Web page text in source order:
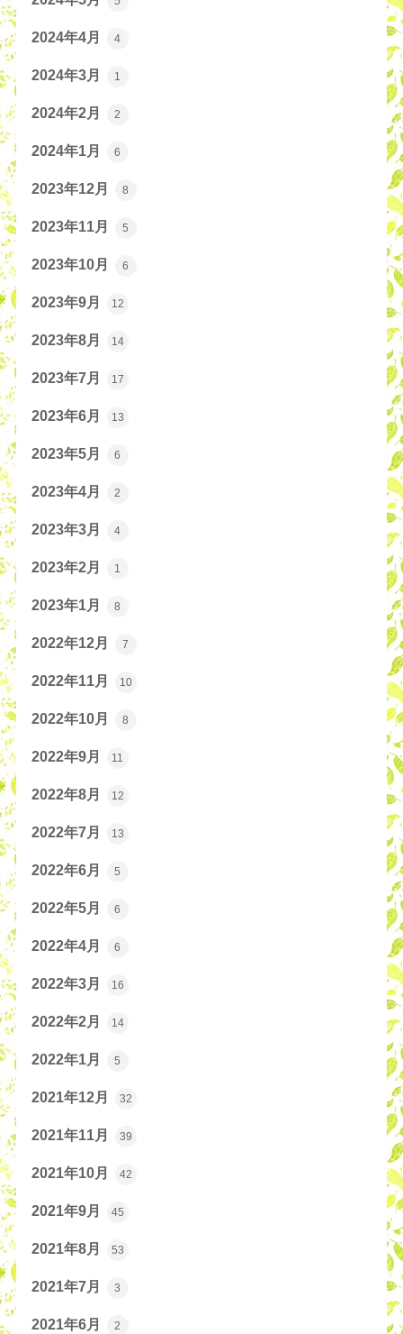
2024年4月 4
2024年3月 1
2024年2月 2
2024年1月 6
2023年12月 8
2023年11月 5
2023年10月 6
2023年9月 12
2023年8月 14
2023年7月 17
2023年6月 13
2023年5月 6
2023年4月 2
2023年3月 4
2023年2月 1
2023年1月 8
2022年12月 7
2022年11月 10
2022年10月 8
2022年9月 11
2022年8月 12
2022年7月 13
2022年6月 5
2022年5月 6
2022年4月 6
2022年3月 16
2022年2月 14
2022年1月 5
2021年12月 32
2021年11月 39
2021年10月 42
2021年9月 45
2021年8月 53
2021年7月 3
2021年6月 2